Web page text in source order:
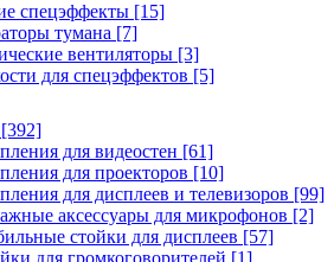
спецэффекты [15]
тумана [7]
вентиляторы [3]
для спецэффектов [5]
[392]
для видеостен [61]
для проекторов [10]
для дисплеев и телевизоров [99]
аксессуары для микрофонов [2]
стойки для дисплеев [57]
для громкоговорителей [1]